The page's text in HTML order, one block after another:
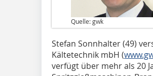
Quelle: gwk
Stefan Sonnhalter (49)
Kältetechnik mbH (
verfügt über mehr als 20